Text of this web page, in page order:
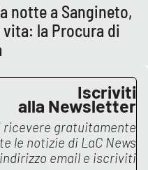
notte a Sangineto,
la Procura di
Iscriviti
alla Newsletter
ricevere gratuitamente
le notizie di LaC News
email e iscriviti